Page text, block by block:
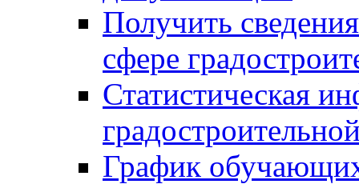
Получить
сфере
Статистическая
График